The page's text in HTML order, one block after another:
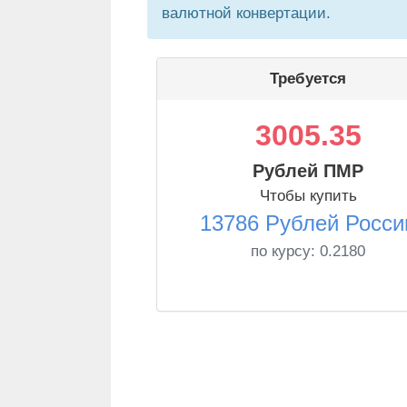
валютной конвертации.
Требуется
3005.35
Рублей ПМР
Чтобы купить
13786 Рублей
по курсу: 0.2180